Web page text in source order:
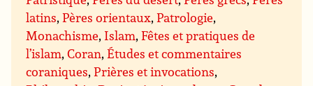
latins,Pères orientaux,Patrologie,
Monachisme, Islam,Fêtes et pratiques de
l’islam,Coran,Études et commentaires
coraniques,Prières et invocations,